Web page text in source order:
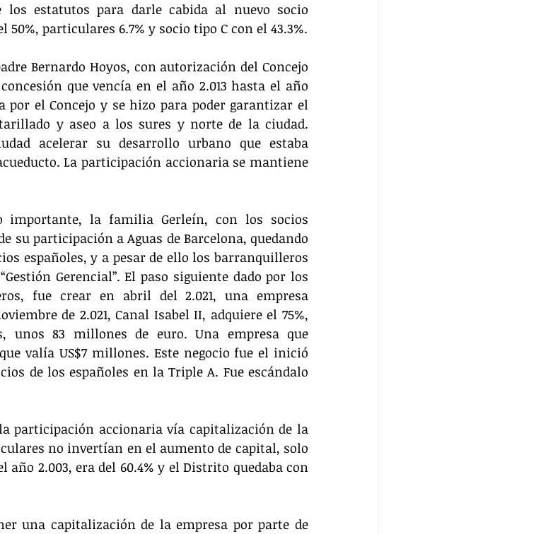
los estatutos para darle cabida al nuevo socio
particulares 6.7% y socio tipo C con el 43.3%.
Bernardo Hoyos, con autorización del Concejo
que vencía en el año 2.013 hasta el año
por el Concejo y se hizo para poder garantizar el
y aseo a los sures y norte de la ciudad.
acelerar su desarrollo urbano que estaba
La participación accionaria se mantiene
importante, la familia Gerleín, con los socios
su participación a Aguas de Barcelona, quedando
españoles, y a pesar de ello los barranquilleros
Gerencial”. El paso siguiente dado por los
fue crear en abril del 2.021, una empresa
de 2.021, Canal Isabel II, adquiere el 75%,
unos 83 millones de euro. Una empresa que
valía US$7 millones. Este negocio fue el inició
de los españoles en la Triple A. Fue escándalo
participación accionaria vía capitalización de la
no invertían en el aumento de capital, solo
año 2.003, era del 60.4% y el Distrito quedaba con
una capitalización de la empresa por parte de